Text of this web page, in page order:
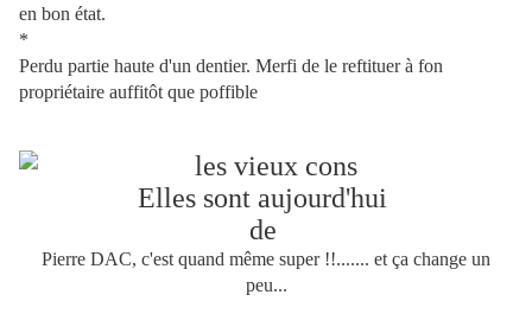
en bon état.
*
Perdu partie haute d'un dentier. Merfi de le reftituer à fon
propriétaire auffitôt que poffible
Elles sont aujourd'hui
de
Pierre DAC, c'est quand même super !!....... et ça change un
peu...